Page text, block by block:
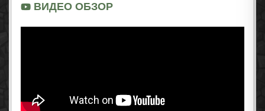
ВИДЕО ОБЗОР